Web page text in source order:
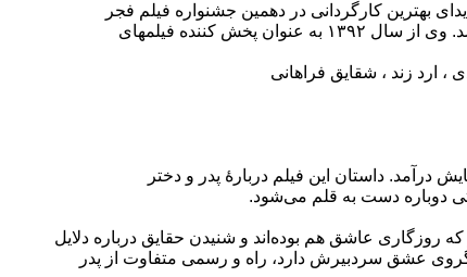
است . وی کاندیدای بهترین کارگردانی در دهمین جشنواره فیلم فجر
(۱۳۷۰) برای فیلم خانه خلوت شده بود. او برنده جایزه بزرگ مصطفی عقاد برای کارگردانی فیلم راه بهشت از جشنواره فیلم فجر (۱۳۹۱) شد. وی از سال ۱۳۹۲ به عنوان پخش کننده فیلمهای
، ارد زند ، شقایق فراهانی
درآمد. داستان این فیلم دربارهٔ پدر و دختر
دوباره دست به قلم می‌شود.
روزگاری عاشق هم بوده‌اند و شنیدن حقایق درباره‌ دلایل
عشق سردبیرش دارد، راه و رسمی متفاوت از پدر